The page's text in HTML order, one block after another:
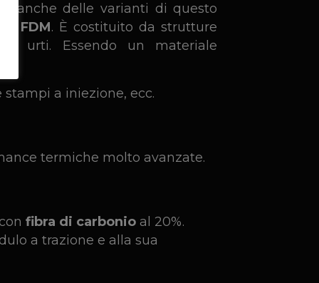
anche delle varianti di questo
FDM. È costituito da strutture
urti. Essendo un materiale
a iniezione, ecc.
termiche molto avanzate.
fibra di carbonioal 20%.
a trazione e alla sua